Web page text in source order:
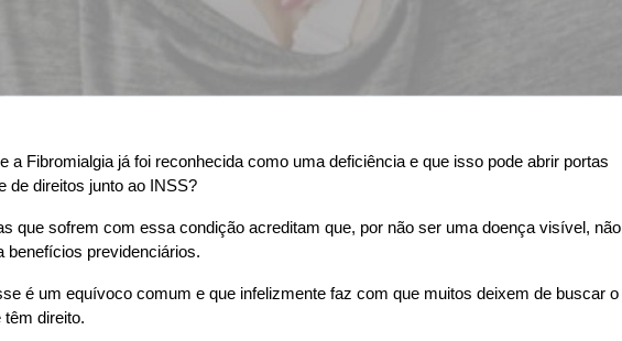
a Fibromialgia já foi reconhecida como uma deficiência e que isso pode abrir portas
de direitos junto ao INSS?
que sofrem com essa condição acreditam que, por não ser uma doença visível, não
benefícios previdenciários.
é um equívoco comum e que infelizmente faz com que muitos deixem de buscar o
têm direito.